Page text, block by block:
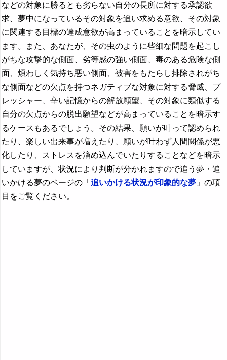
などの対象に勝るとも劣らない自分の長所に対する承認欲
求、夢中になっているその対象を追い求める意欲、その対象
に関連する目標の達成意欲が高まっていることを暗示してい
ます。また、あなたが、その虫のように些細な問題を起こし
がちな攻撃的な側面、劣等感の強い側面、毒のある危険な側
面、煩わしく気持ち悪い側面、被害をもたらし排除されがち
な側面などの欠点を持つネガティブな対象に対する脅威、プ
レッシャー、辛い記憶からの解放願望、その対象に類似する
自分の欠点からの脱出願望などが高まっていることを暗示す
るケースもあるでしょう。その結果、願いが叶って認められ
たり、楽しい出来事が増えたり、願いが叶わず人間関係が悪
化したり、ストレスを溜め込んでいたりすることなどを暗示
していますが、状況により判断が分かれますので追う夢・追
いかける夢のページの「 追いかける状況が印象的な夢 」の項
目をご覧ください。